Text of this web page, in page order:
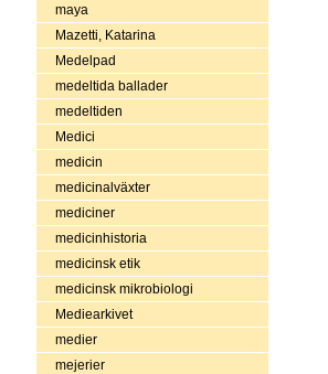
maya
Mazetti, Katarina
Medelpad
medeltida ballader
medeltiden
Medici
medicin
medicinalväxter
mediciner
medicinhistoria
medicinsk etik
medicinsk mikrobiologi
Mediearkivet
medier
mejerier